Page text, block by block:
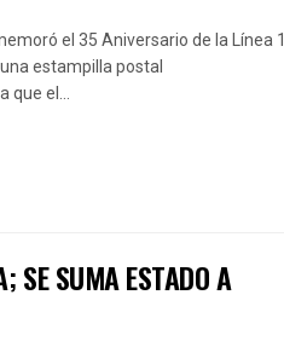
el 35 Aniversario de la Línea 1
estampilla postal
que el...
SE SUMA ESTADO A